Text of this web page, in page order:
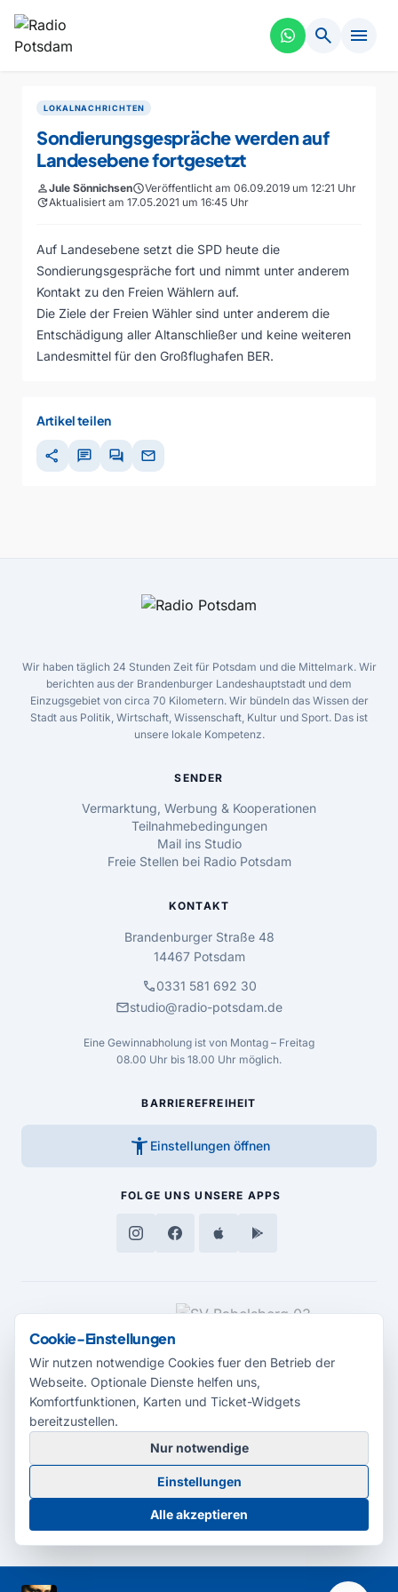
search menu
LOKALNACHRICHTEN
Sondierungsgespräche werden auf
Landesebene fortgesetzt
personJule SönnichsenscheduleVeröffentlicht am 06.09.2019 um 12:21 Uhr
updateAktualisiert am 17.05.2021 um 16:45 Uhr
Auf Landesebene setzt die SPD heute die
Sondierungsgespräche fort und nimmt unter anderem
Kontakt zu den Freien Wählern auf.
Die Ziele der Freien Wähler sind unter anderem die
Entschädigung aller Altanschließer und keine weiteren
Landesmittel für den Großflughafen BER.
Artikel teilen
share chat forum mail
Wir haben täglich 24 Stunden Zeit für Potsdam und die Mittelmark. Wir
berichten aus der Brandenburger Landeshauptstadt und dem
Einzugsgebiet von circa 70 Kilometern. Wir bündeln das Wissen der
Stadt aus Politik, Wirtschaft, Wissenschaft, Kultur und Sport. Das ist
unsere lokale Kompetenz.
SENDER
Vermarktung, Werbung & Kooperationen
Teilnahmebedingungen
Mail ins Studio
Freie Stellen bei Radio Potsdam
KONTAKT
Brandenburger Straße 48
14467 Potsdam
call0331 581 692 30
mailstudio@radio-potsdam.de
Eine Gewinnabholung ist von Montag – Freitag
08.00 Uhr bis 18.00 Uhr möglich.
BARRIEREFREIHEIT
accessibility_new Einstellungen öffnen
FOLGE UNS UNSERE APPS
MEDIENPARTNER
© 2026 Radio Potsdam. Webseite entwickelt durch dieMedienagentur
Babelsberg
BarrierefreiheitserklärungAGBDatenschutzImpressum
Cookie-Einstellungen
Cookie-Einstellungen
Wir nutzen notwendige Cookies fuer den Betrieb der
Webseite. Optionale Dienste helfen uns,
Komfortfunktionen, Karten und Ticket-Widgets
bereitzustellen.
Nur notwendige
Einstellungen
Alle akzeptieren